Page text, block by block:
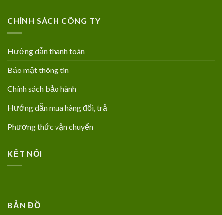
CHÍNH SÁCH CÔNG TY
Hướng dẫn thanh toán
Bảo mật thông tin
Chính sách bảo hành
Hướng dẫn mua hàng đổi, trả
Phương thức vận chuyển
KẾT NỐI
BẢN ĐỒ